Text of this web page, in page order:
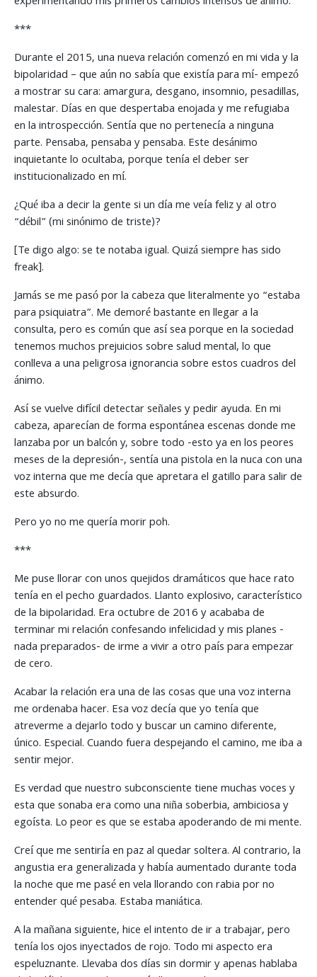
***
Durante el 2015, una nueva relación comenzó en mi vida y la
bipolaridad – que aún no sabía que existía para mí- empezó
a mostrar su cara: amargura, desgano, insomnio, pesadillas,
malestar. Días en que despertaba enojada y me refugiaba
en la introspección. Sentía que no pertenecía a ninguna
parte. Pensaba, pensaba y pensaba. Este desánimo
inquietante lo ocultaba, porque tenía el deber ser
institucionalizado en mí.
¿Qué iba a decir la gente si un día me veía feliz y al otro
“débil” (mi sinónimo de triste)?
[Te digo algo: se te notaba igual. Quizá siempre has sido
freak].
Jamás se me pasó por la cabeza que literalmente yo “estaba
para psiquiatra”. Me demoré bastante en llegar a la
consulta, pero es común que así sea porque en la sociedad
tenemos muchos prejuicios sobre salud mental, lo que
conlleva a una peligrosa ignorancia sobre estos cuadros del
ánimo.
Así se vuelve difícil detectar señales y pedir ayuda. En mi
cabeza, aparecían de forma espontánea escenas donde me
lanzaba por un balcón y, sobre todo -esto ya en los peores
meses de la depresión-, sentía una pistola en la nuca con una
voz interna que me decía que apretara el gatillo para salir de
este absurdo.
Pero yo no me quería morir poh.
***
Me puse llorar con unos quejidos dramáticos que hace rato
tenía en el pecho guardados. Llanto explosivo, característico
de la bipolaridad. Era octubre de 2016 y acababa de
terminar mi relación confesando infelicidad y mis planes -
nada preparados- de irme a vivir a otro país para empezar
de cero.
Acabar la relación era una de las cosas que una voz interna
me ordenaba hacer. Esa voz decía que yo tenía que
atreverme a dejarlo todo y buscar un camino diferente,
único. Especial. Cuando fuera despejando el camino, me iba a
sentir mejor.
Es verdad que nuestro subconsciente tiene muchas voces y
esta que sonaba era como una niña soberbia, ambiciosa y
egoísta. Lo peor es que se estaba apoderando de mi mente.
Creí que me sentiría en paz al quedar soltera. Al contrario, la
angustia era generalizada y había aumentado durante toda
la noche que me pasé en vela llorando con rabia por no
entender qué pesaba. Estaba maniática.
A la mañana siguiente, hice el intento de ir a trabajar, pero
tenía los ojos inyectados de rojo. Todo mi aspecto era
espeluznante. Llevaba dos días sin dormir y apenas hablaba